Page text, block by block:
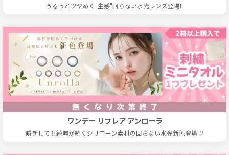
うるっとツヤめく"生感"回らない水光レンズ登場!!
ワンデー リフレア アンローラ
瞬きしても綺麗が続くシリコーン素材の回らない水光新色登場♡